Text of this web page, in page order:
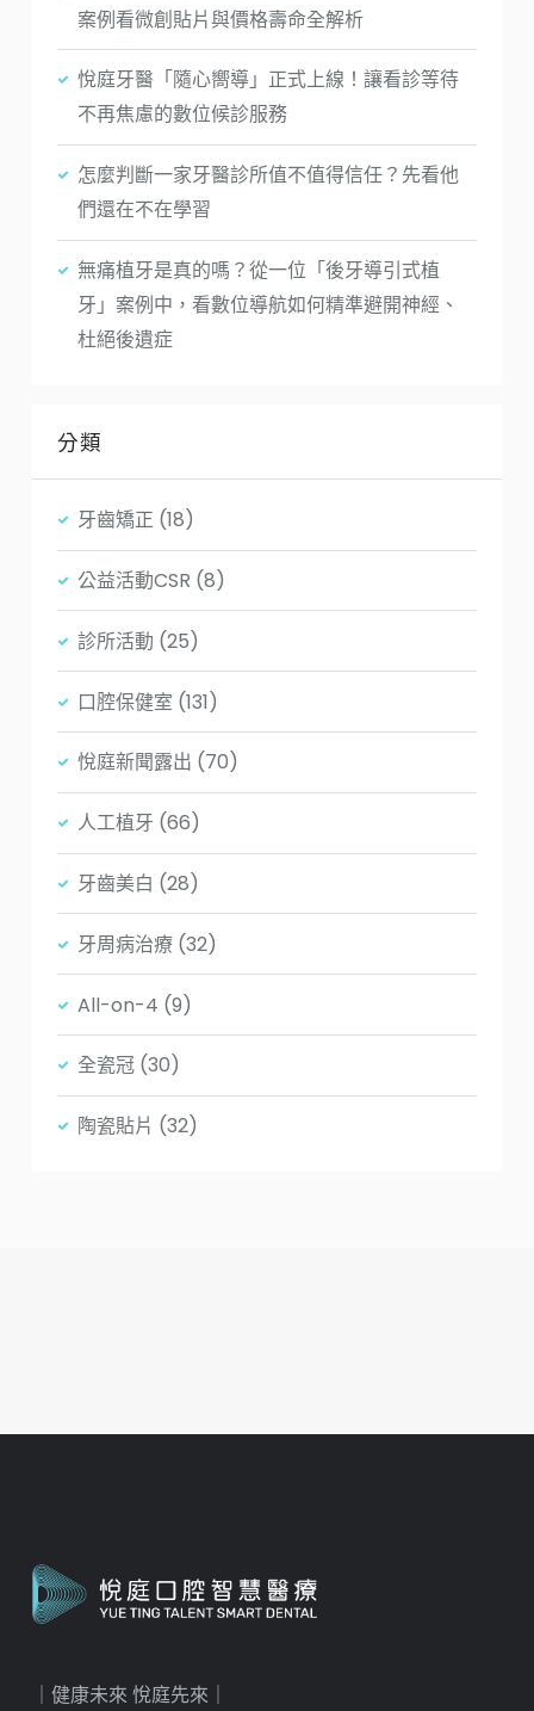
案例看微創貼片與價格壽命全解析
悅庭牙醫「隨心嚮導」正式上線！讓看診等待
不再焦慮的數位候診服務
怎麼判斷一家牙醫診所值不值得信任？先看他
們還在不在學習
無痛植牙是真的嗎？從一位「後牙導引式植
牙」案例中，看數位導航如何精準避開神經、
杜絕後遺症
分類
牙齒矯正 (18)
公益活動CSR (8)
診所活動 (25)
口腔保健室 (131)
悅庭新聞露出 (70)
人工植牙 (66)
牙齒美白 (28)
牙周病治療 (32)
All-on-4 (9)
全瓷冠 (30)
陶瓷貼片 (32)
｜健康未來 悅庭先來｜